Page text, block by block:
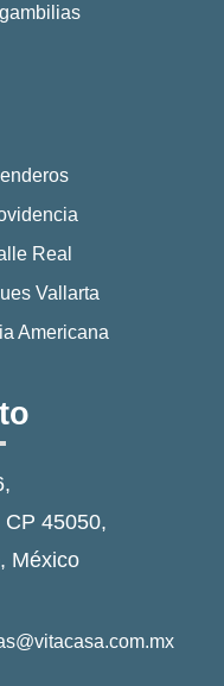
Real
Vallarta
Americana
45050,
México